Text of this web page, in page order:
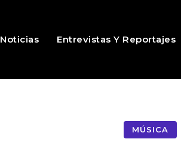
Noticias Entrevistas Y Reportajes
MÚSICA